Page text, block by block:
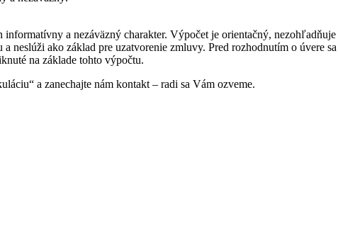
a nezáväzný charakter. Výpočet je orientačný,
neslúži ako základ pre uzatvorenie zmluvy. Pred rozhodnutím o
na základe tohto výpočtu.
a zanechajte nám kontakt – radi sa Vám ozveme.